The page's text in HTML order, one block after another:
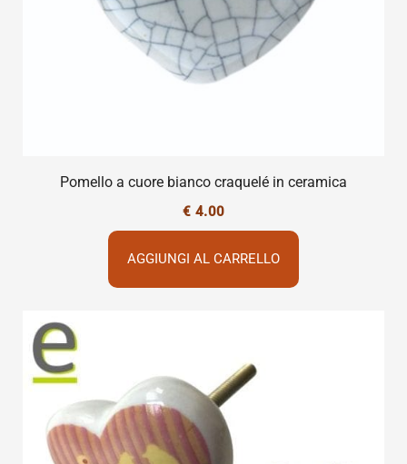
Pomello a cuore bianco craquelé in ceramica
€ 4.00
AGGIUNGI AL CARRELLO